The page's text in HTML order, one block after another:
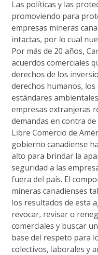
Las políticas y las
promoviendo para
empresas mineras
intactas, por lo cual
Por más de 20 años,
acuerdos comerciales
derechos de los
derechos humanos,
estándares
empresas extranjeras
demandas en contra
Libre Comercio de
gobierno canadiense
alto para brindar la
seguridad a las
fuera del país. El
mineras canadienses
los resultados de esta
revocar, revisar o
comerciales y buscar
base del respeto para
colectivos, laborales y